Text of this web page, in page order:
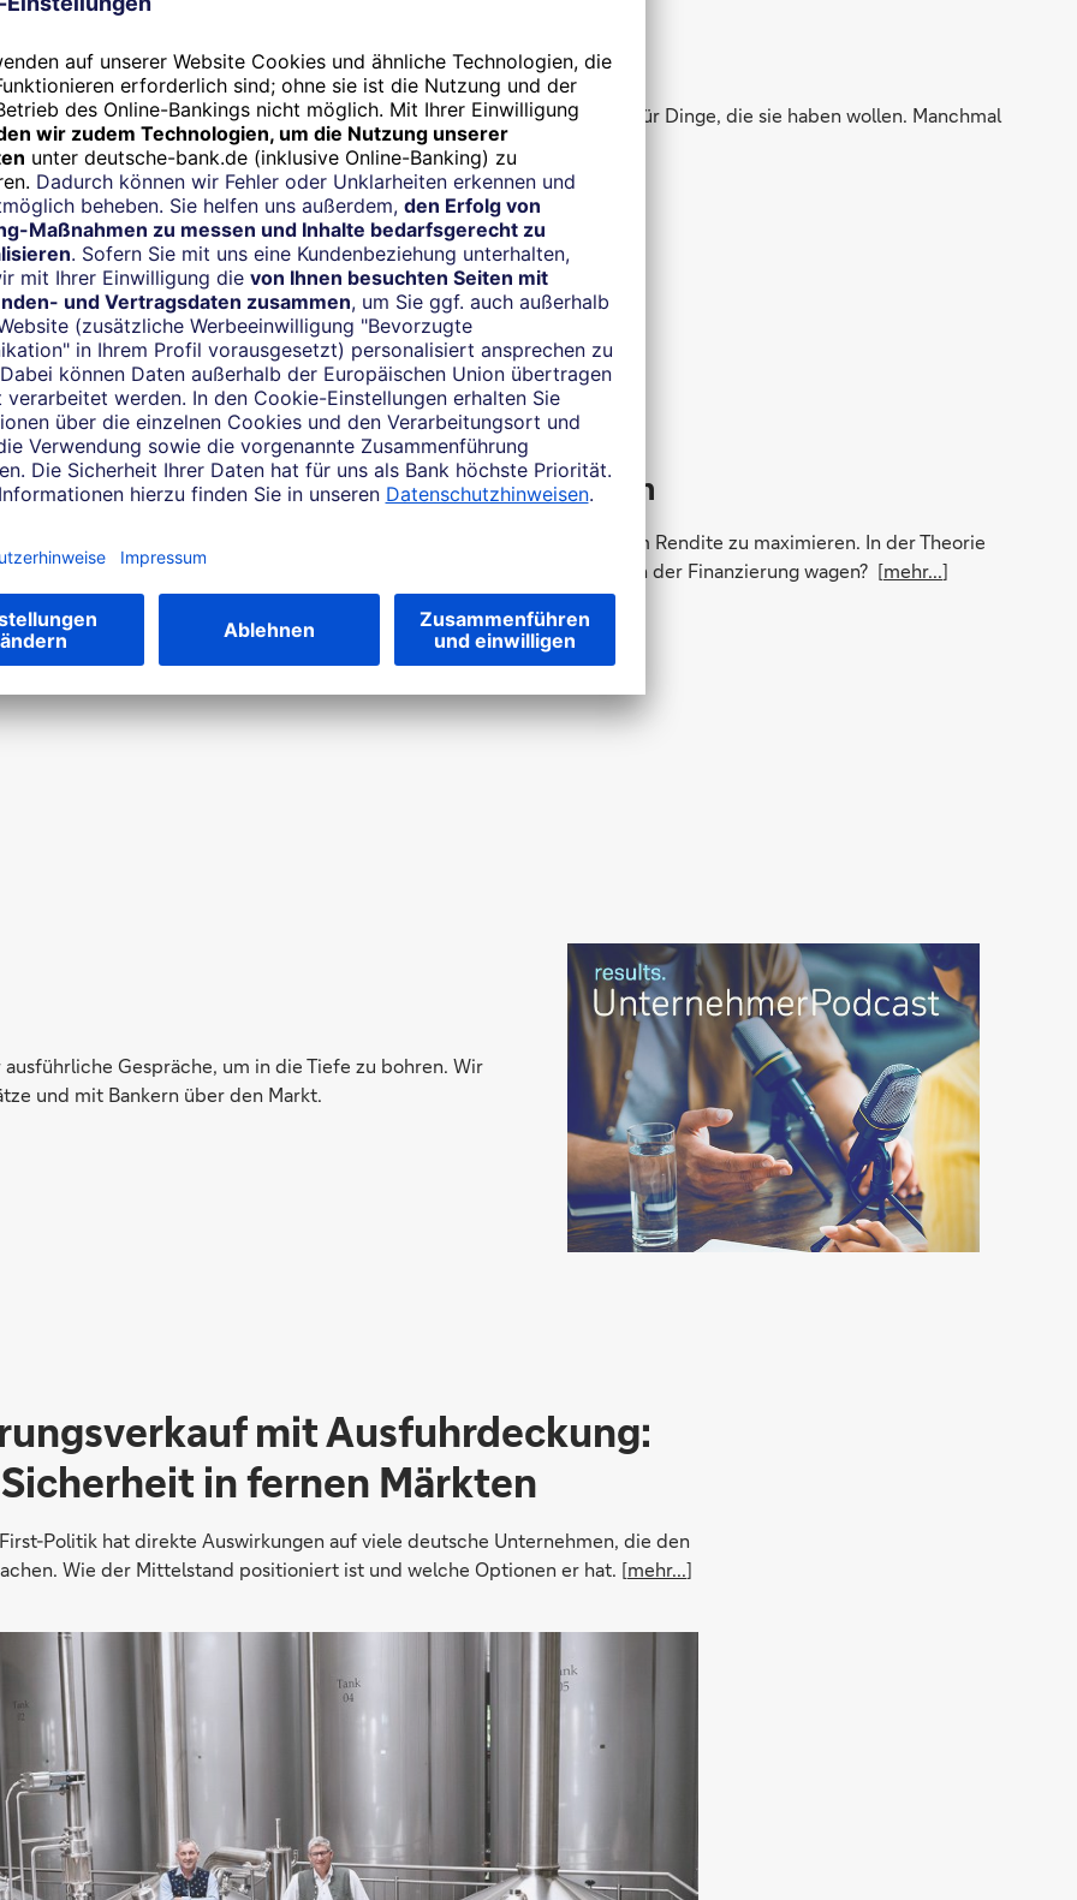
Von wegen!
ist eine Geldanlage“, so rechtfertigen Menschen gern hohe Ausgaben für Dinge, die sie haben wollen. Manchmal
das – oft aber auch nicht. [mehr... ]
Leverage: mehr Schulden für mehr Gewinn
wissen genau: Fremdkapital ist ein wunderbarer Hebel, um Rendite zu maximieren. In der Theorie
das stets reibungslos. Sollte auch der Mittelstand mehr Risiko in der Finanzierung wagen? [mehr...]
Gespräche, um in die Tiefe zu bohren. Wir
und mit Bankern über den Markt.
mit Aus­fuhr­deckung:
Sicher­heit in fernen Märkten
Politik hat direkte Auswirkungen auf viele deutsche Unternehmen, die den
Wie der Mittelstand positioniert ist und welche Optionen er hat. [mehr...]